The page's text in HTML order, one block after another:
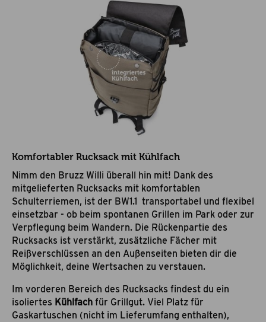
Komfortabler Rucksack mit Kühlfach
Nimm den Bruzz Willi überall hin mit! Dank des
mitgelieferten Rucksacks mit komfortablen
Schulterriemen, ist der BW1.1 transportabel und flexibel
einsetzbar - ob beim spontanen Grillen im Park oder zur
Verpflegung beim Wandern. Die Rückenpartie des
Rucksacks ist verstärkt, zusätzliche Fächer mit
Reißverschlüssen an den Außenseiten bieten dir die
Möglichkeit, deine Wertsachen zu verstauen.
Im vorderen Bereich des Rucksacks findest du ein
isoliertes Kühlfach für Grillgut. Viel Platz für
Gaskartuschen (nicht im Lieferumfang enthalten),